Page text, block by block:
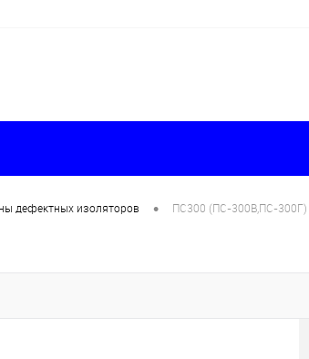
дефектных изоляторов • ПС300 (ПС-300В,ПС-